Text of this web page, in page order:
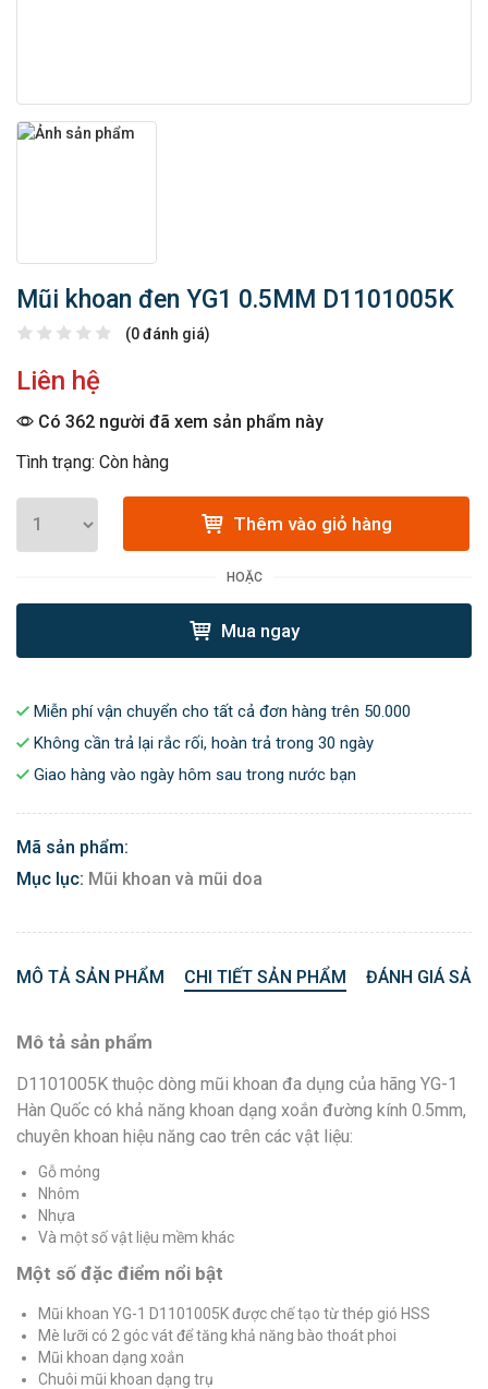
Mũi khoan đen YG1 0.5MM D1101005K
(0 đánh giá)
Liên hệ
Có 362 người đã xem sản phẩm này
Tình trạng: Còn hàng
Thêm vào giỏ hàng
HOẶC
Mua ngay
Miễn phí vận chuyển cho tất cả đơn hàng trên 50.000
Không cần trả lại rắc rối, hoàn trả trong 30 ngày
Giao hàng vào ngày hôm sau trong nước bạn
Mã sản phẩm:
Mục lục: Mũi khoan và mũi doa
MÔ TẢ SẢN PHẨM CHI TIẾT SẢN PHẨM ĐÁNH GIÁ
Mô tả sản phẩm
D1101005K thuộc dòng mũi khoan đa dụng của hãng YG-1
Hàn Quốc có khả năng khoan dạng xoắn đường kính 0.5mm,
chuyên khoan hiệu năng cao trên các vật liệu:
Gỗ mỏng
Nhôm
Nhựa
Và một số vật liệu mềm khác
Một số đặc điểm nổi bật
Mũi khoan YG-1 D1101005K được chế tạo từ thép gió HSS
Mè lưỡi có 2 góc vát để tăng khả năng bào thoát phoi
Mũi khoan dạng xoắn
Chuôi mũi khoan dạng trụ